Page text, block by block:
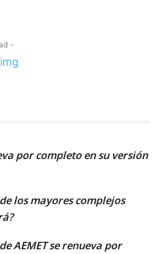
-
por completo en su versión
los mayores complejos
AEMET se renueva por